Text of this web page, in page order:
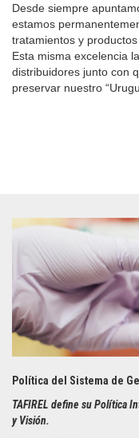
Desde siempre
estamos
tratamientos y
Esta misma excelencia
distribuidores junto con
preservar nuestro
Política del Sistema de
TAFIREL define su Política
y Visión.